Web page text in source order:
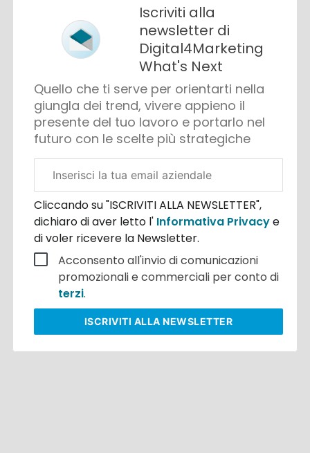
Iscriviti alla
newsletter di
Digital4Marketing
What's Next
Quello che ti serve per orientarti nella
giungla dei trend, vivere appieno il
presente del tuo lavoro e portarlo nel
futuro con le scelte più strategiche
aziendale
Cliccando su "ISCRIVITI ALLA NEWSLETTER",
dichiaro di aver letto l' Informativa Privacye
di voler ricevere la Newsletter.
Acconsento all'invio di comunicazioni
promozionali e commerciali per conto di
terzi.
ISCRIVITI ALLA NEWSLETTER